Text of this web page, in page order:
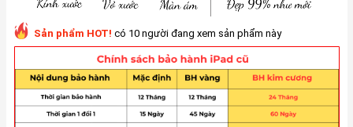
Sản phẩm HOT! có 10 người đang xem sản phẩm này